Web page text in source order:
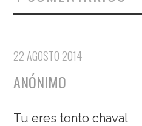
22 AGOSTO 2014
ANÓNIMO
Tu eres tonto chaval